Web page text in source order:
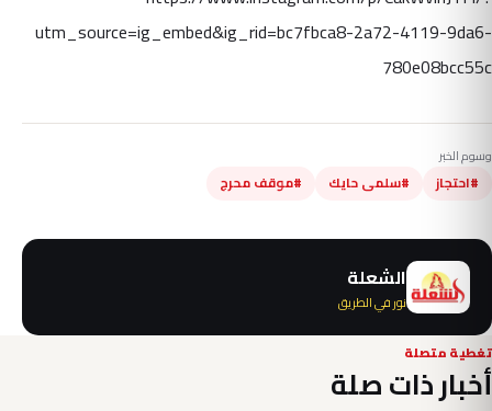
utm_source=ig_embed&ig_rid=bc7fbca8-2a72-4119-9da6-
780e08bcc55c
وسوم الخبر
#احتجاز #سلمى حايك #موقف محرج
الشعلة
نور في الطريق
تغطية متصلة
أخبار ذات صلة